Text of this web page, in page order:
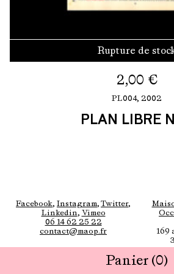
Rupture de
2,00 €
PL004, 2002
PLAN LIBRE
Panier (0)
Facebook, Instagram, Twitter,
Linkedin, Vimeo
06 14 62 25 22
contact@maop.fr
169